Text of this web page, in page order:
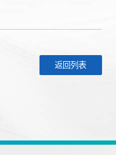
返回列表